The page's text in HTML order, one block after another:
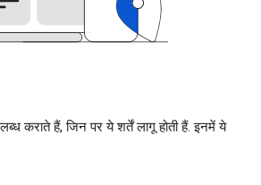
कराते हैं, जिन पर ये शर्तें लागू होती हैं. इनमें ये